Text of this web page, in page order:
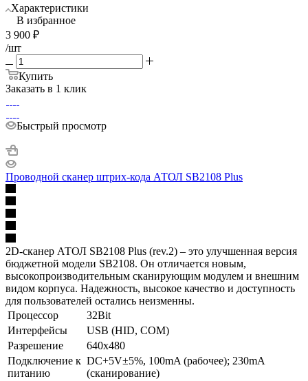
Характеристики
В избранное
3 900 ₽
/шт
Купить
Заказать в 1 клик
Быстрый просмотр
Проводной сканер штрих-кода АТОЛ SB2108 Plus
2D-сканер АТОЛ SB2108 Plus (rev.2) – это улучшенная версия
бюджетной модели SB2108. Он отличается новым,
высокопроизводительным сканирующим модулем и внешним
видом корпуса. Надежность, высокое качество и доступность
для пользователей остались неизменны.
Процессор
32Bit
Интерфейсы
USB (HID, COM)
Разрешение
640x480
Подключение к
питанию
DC+5V±5%, 100mA (рабочее); 230mA
(сканирование)